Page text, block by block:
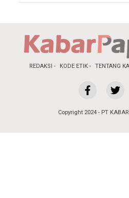
REDAKSI KODE ETIK TENTANG
Copyright 2024 - PT